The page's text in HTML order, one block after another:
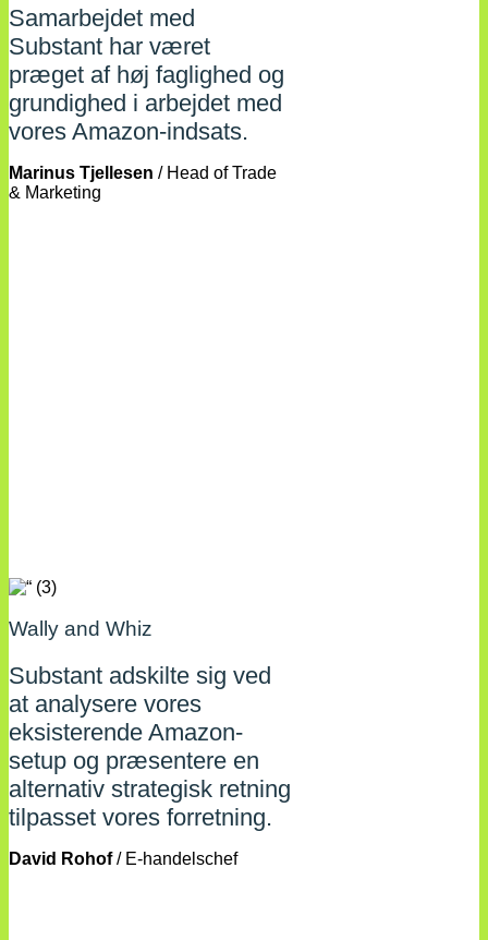
Samarbejdet med
Substant har været
præget af høj faglighed og
grundighed i arbejdet med
vores Amazon-indsats.
Marinus Tjellesen / Head of Trade
& Marketing
Wally and Whiz
Substant adskilte sig ved
at analysere vores
eksisterende Amazon-
setup og præsentere en
alternativ strategisk retning
tilpasset vores forretning.
David Rohof / E-handelschef